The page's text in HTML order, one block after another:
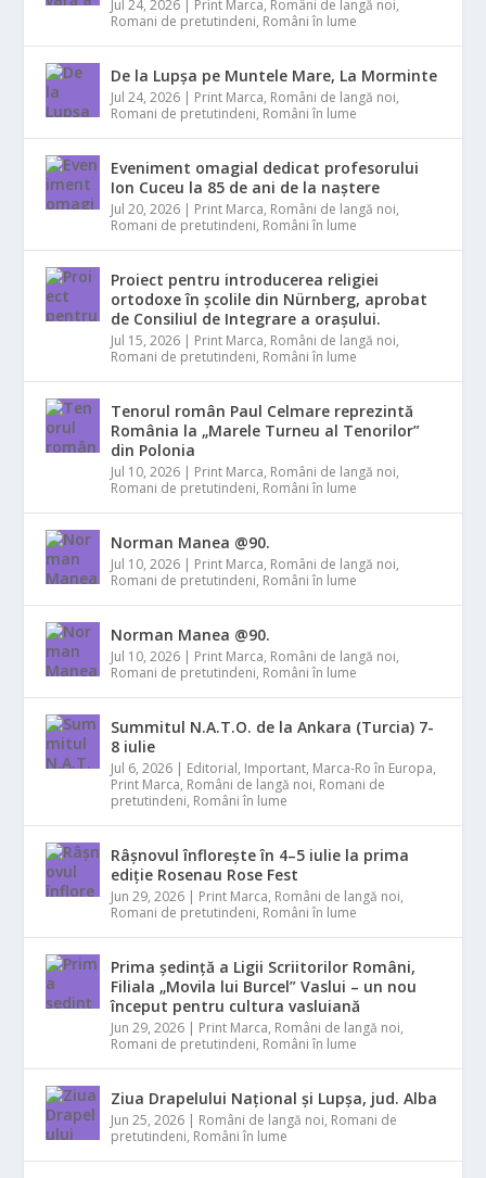
Jul 24, 2026 Print Marca, Români de langă noi,
Romani de pretutindeni, Români în lume
De la Lupșa pe Muntele Mare, La Morminte
Jul 24, 2026 | Print Marca, Români de langă noi,
Romani de pretutindeni, Români în lume
Eveniment omagial dedicat profesorului
Ion Cuceu la 85 de ani de la naștere
Jul 20, 2026 | Print Marca, Români de langă noi,
Romani de pretutindeni, Români în lume
Proiect pentru introducerea religiei
ortodoxe în școlile din Nürnberg, aprobat
de Consiliul de Integrare a orașului.
Jul 15, 2026 | Print Marca, Români de langă noi,
Romani de pretutindeni, Români în lume
Tenorul român Paul Celmare reprezintă
România la „Marele Turneu al Tenorilor”
din Polonia
Jul 10, 2026 | Print Marca, Români de langă noi,
Romani de pretutindeni, Români în lume
Norman Manea @90.
Jul 10, 2026 | Print Marca, Români de langă noi,
Romani de pretutindeni, Români în lume
Norman Manea @90.
Jul 10, 2026 | Print Marca, Români de langă noi,
Romani de pretutindeni, Români în lume
Summitul N.A.T.O. de la Ankara (Turcia) 7-
8 iulie
Jul 6, 2026 | Editorial, Important, Marca-Ro în Europa,
Print Marca, Români de langă noi, Romani de
pretutindeni, Români în lume
Râșnovul înflorește în 4–5 iulie la prima
ediție Rosenau Rose Fest
Jun 29, 2026 | Print Marca, Români de langă noi,
Romani de pretutindeni, Români în lume
Prima ședință a Ligii Scriitorilor Români,
Filiala „Movila lui Burcel” Vaslui – un nou
început pentru cultura vasluiană
Jun 29, 2026 | Print Marca, Români de langă noi,
Romani de pretutindeni, Români în lume
Ziua Drapelului Național și Lupșa, jud. Alba
Jun 25, 2026 | Români de langă noi, Romani de
pretutindeni, Români în lume